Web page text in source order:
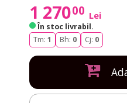
1 27000 Lei
În stoc livrabil.
Tm: 1 Bh: 0 Cj: 0